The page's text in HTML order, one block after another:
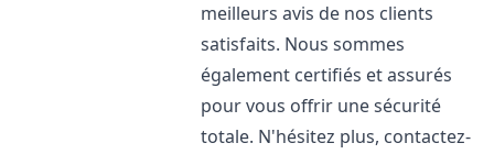
meilleurs avis de nos clients
satisfaits. Nous sommes
également certifiés et assurés
pour vous offrir une sécurité
totale. N'hésitez plus, contactez-